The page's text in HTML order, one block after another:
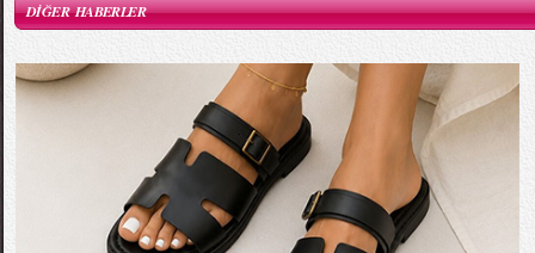
DİĞER HABERLER